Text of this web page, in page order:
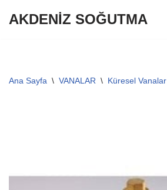
AKDENİZ SOĞUTMA
Ana Sayfa \ VANALAR \ Küresel Vanalar